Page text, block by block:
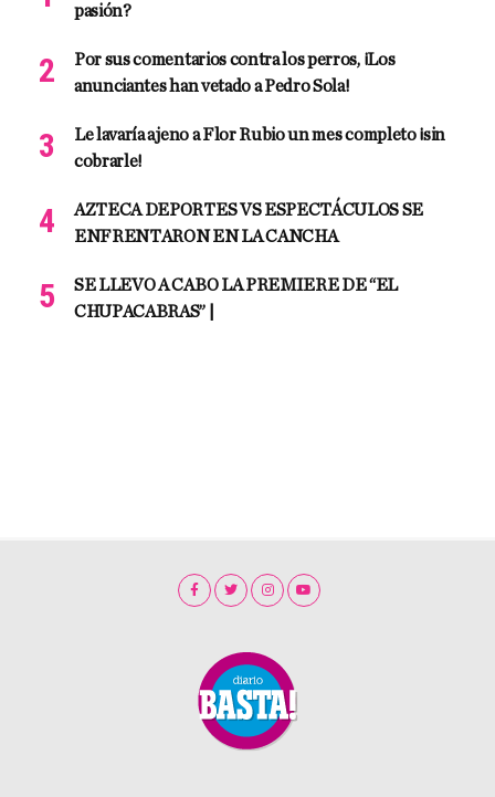
pasión?
Por sus comentarios contra los perros, ¡Los
anunciantes han vetado a Pedro Sola!
Le lavaría ajeno a Flor Rubio un mes completo ¡sin
cobrarle!
AZTECA DEPORTES VS ESPECTÁCULOS SE
ENFRENTARON EN LA CANCHA
SE LLEVO A CABO LA PREMIERE DE “EL
CHUPACABRAS” |